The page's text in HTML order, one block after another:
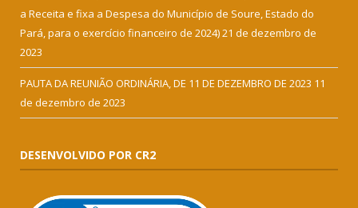
a Receita e fixa a Despesa do Município de Soure, Estado do
Pará, para o exercício financeiro de 2024)21 de dezembro de
2023
PAUTA DA REUNIÃO ORDINÁRIA, DE 11 DE DEZEMBRO DE 2023 11
de dezembro de 2023
DESENVOLVIDO POR CR2